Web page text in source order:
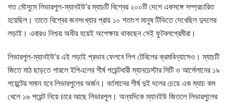
গত মৌসুমে লিভারপুল-ম্যানইউ’র ম্যাচটি বিশ্বের ২০০টি দেশে একসঙ্গে সম্প্রচারিত
হয়েছিল। তাতে বিশ্বের জনসংখ্যার প্রায় ১০ শতাংশ মানুষ টিভিতে দেখেছিল দুদলের
লড়াই। এবারও নিশ্চয় অধীর হয়েই অপেক্ষায় থাকছেন সেই ফুটবলপ্রেমীরা।
লিভারপুল-ম্যানইউ’র এই লড়াই প্রভাব ফেলবে লিগ টেবিলের ক্রমবিন্যাসেও। ম্যাচটি
জিতে মাঠ ছাড়তে পারলে ইপিএলের শীর্ষ পয়েন্টধারী ম্যানচেস্টার সিটি ও আর্সেলানের ১৯
পয়েন্টের সমান হবে লিভারপুলের অর্জন। বর্তমানের শীর্ষ দুই দলের চেয়ে এক ম্যাচ কম
খেলে ১৬ পয়েন্ট নিয়ে চারে আছে লিভারপুল। অন্যদিকে ম্যানইউ জিতলে লিভারপুলের